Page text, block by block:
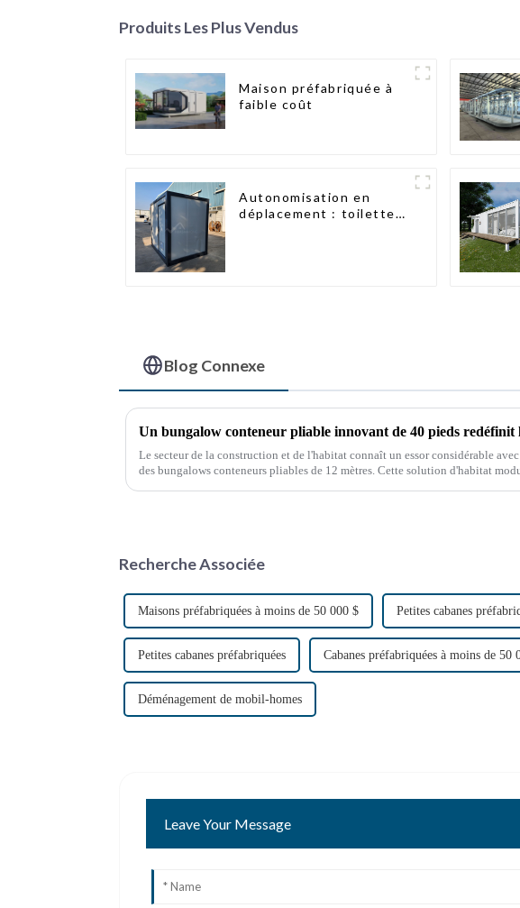
Produits Les Plus Vendus
Maison préfabriquée à
faible coût
Autonomisation en
déplacement : toilettes
Blog Connexe
Le secteur de la construction et de l'habitat connaît un essor considérable
des bungalows conteneurs pliables de 12 mètres. Cette solution d'habitat
Recherche Associée
Maisons préfabriquées à moins de 50 000 $ Petites cabanes
Petites cabanes préfabriquées Cabanes préfabriquées à moins de 50
Déménagement de mobil-homes
Leave Your Message